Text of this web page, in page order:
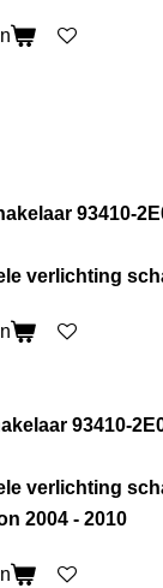
93410-
verlichting
93410-
verlichting
2004 - 2010